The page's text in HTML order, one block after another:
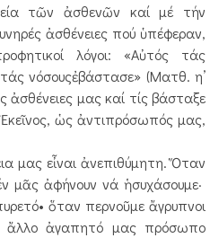
τῶν ἀσθενῶν καί μέ τήν
ἀσθένειες πού ὑπέφεραν,
λόγοι: «Αὐτός τάς
νόσουςἐβάστασε» (Ματθ. η’
ἀσθένειες μας καί τίς βάσταξε
ὡς ἀντιπρόσωπός μας,
μας εἶναι ἀνεπιθύμητη. Ὅταν
μᾶς ἀφήνουν νά ἡσυχάσουμε·
ὅταν περνοῦμε ἄγρυπνοι
ἄλλο ἀγαπητό μας πρόσωπο